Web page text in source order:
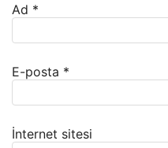
Ad *
E-posta *
İnternet sitesi